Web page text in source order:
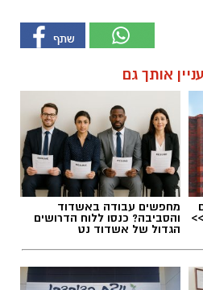
אותך גם
מחפשים עבודה באשדוד
והסביבה? כנסו ללוח הדרושים
הגדול של אשדוד נט